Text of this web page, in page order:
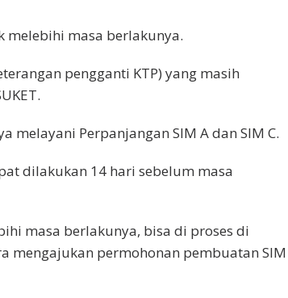
melebihi masa berlakunya.
pengganti KTP) yang masih
melayani Perpanjangan SIM A dan SIM C.
dilakukan 14 hari sebelum masa
masa berlakunya, bisa di proses di
mengajukan permohonan pembuatan SIM